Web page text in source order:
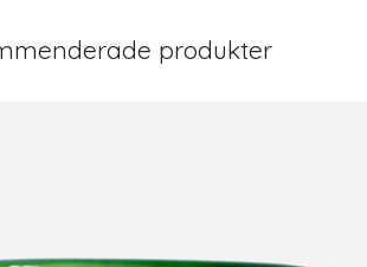
produkter